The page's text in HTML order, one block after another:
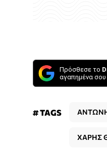
Πρόσθεσε το
αγαπημένα
# TAGS
ΧΑΡΗΣ